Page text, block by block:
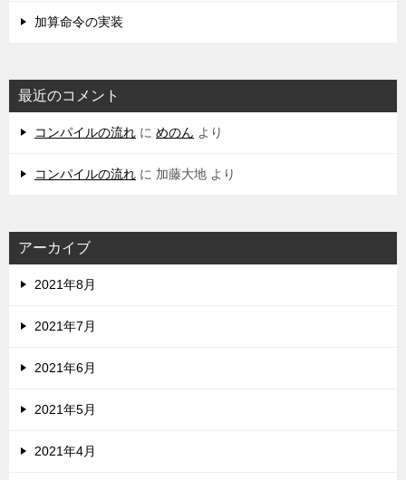
加算命令の実装
最近のコメント
コンパイルの流れ に めのん より
コンパイルの流れ に 加藤大地 より
アーカイブ
2021年8月
2021年7月
2021年6月
2021年5月
2021年4月